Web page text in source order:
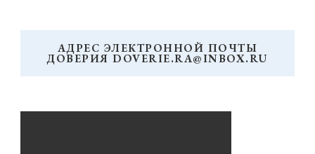
АДРЕС ЭЛЕКТРОННОЙ ПОЧТЫ
ДОВЕРИЯ DOVERIE.RA@INBOX.RU